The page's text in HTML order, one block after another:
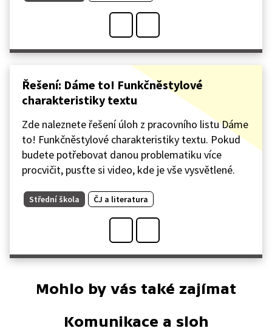
Řešení: Dáme to! Funkčněstylové
charakteristiky textu
Zde naleznete řešení úloh z pracovního listu Dáme
to! Funkčněstylové charakteristiky textu. Pokud
budete potřebovat danou problematiku více
procvičit, pusťte si video, kde je vše vysvětlené.
Střední škola ČJ a literatura
Mohlo by vás také zajímat
Komunikace a sloh